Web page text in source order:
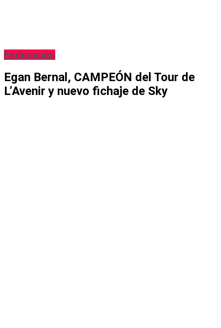
Federación
Egan Bernal, CAMPEÓN del Tour de
L’Avenir y nuevo fichaje de Sky